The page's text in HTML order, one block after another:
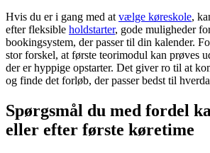
Hvis du er i gang med at vælge køreskole,
efter fleksible holdstarter, gode muligheder
bookingsystem, der passer til din kalender.
stor forskel, at første teorimodul kan prøves
der er hyppige opstarter. Det giver ro til at
og finde det forløb, der passer bedst til
Spørgsmål du med fordel
eller efter første køretime